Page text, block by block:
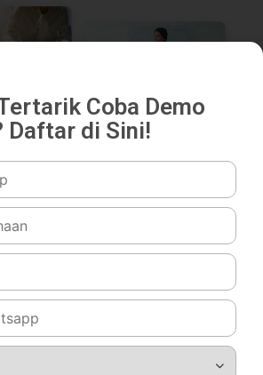
Coba Demo
Daftar di Sini!